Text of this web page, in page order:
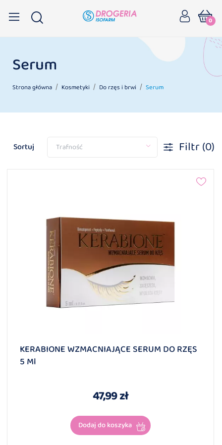
0
Serum
Strona główna Kosmetyki Do rzęs i brwi Serum
Sortuj Trafność Filtr(0)
KERABIONE WZMACNIAJĄCE SERUM DO RZĘS
5 Ml
47,99 zł
Dodaj do koszyka